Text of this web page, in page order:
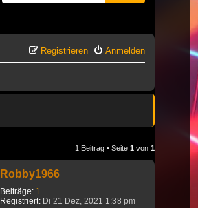
Anmelden
Registrieren
1 Beitrag • Seite 1 von 1
Robby1966
Beiträge: 1
Registriert: Di 21 Dez, 2021 1:38 pm